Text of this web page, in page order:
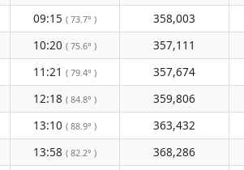
09:15 ( 73.7° ) 358,003
10:20 ( 75.6° ) 357,111
11:21 ( 79.4° ) 357,674
12:18 ( 84.8° ) 359,806
13:10 ( 88.9° ) 363,432
13:58 ( 82.2° ) 368,286